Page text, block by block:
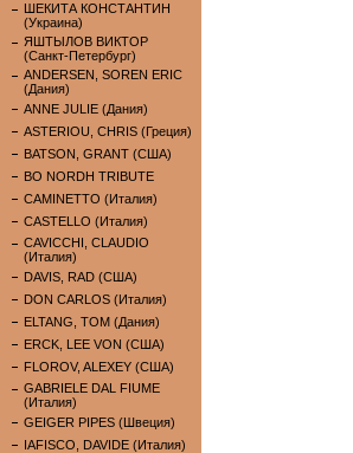
ШЕКИТА КОНСТАНТИН
(Украина)
ЯШТЫЛОВ ВИКТОР
(Санкт-Петербург)
ANDERSEN, SOREN ERIC
(Дания)
ANNE JULIE (Дания)
ASTERIOU, CHRIS (Греция)
BATSON, GRANT (США)
BO NORDH TRIBUTE
CAMINETTO (Италия)
CASTELLO (Италия)
CAVICCHI, CLAUDIO
(Италия)
DAVIS, RAD (США)
DON CARLOS (Италия)
ELTANG, TOM (Дания)
ERCK, LEE VON (США)
FLOROV, ALEXEY (США)
GABRIELE DAL FIUME
(Италия)
GEIGER PIPES (Швеция)
IAFISCO, DAVIDE (Италия)